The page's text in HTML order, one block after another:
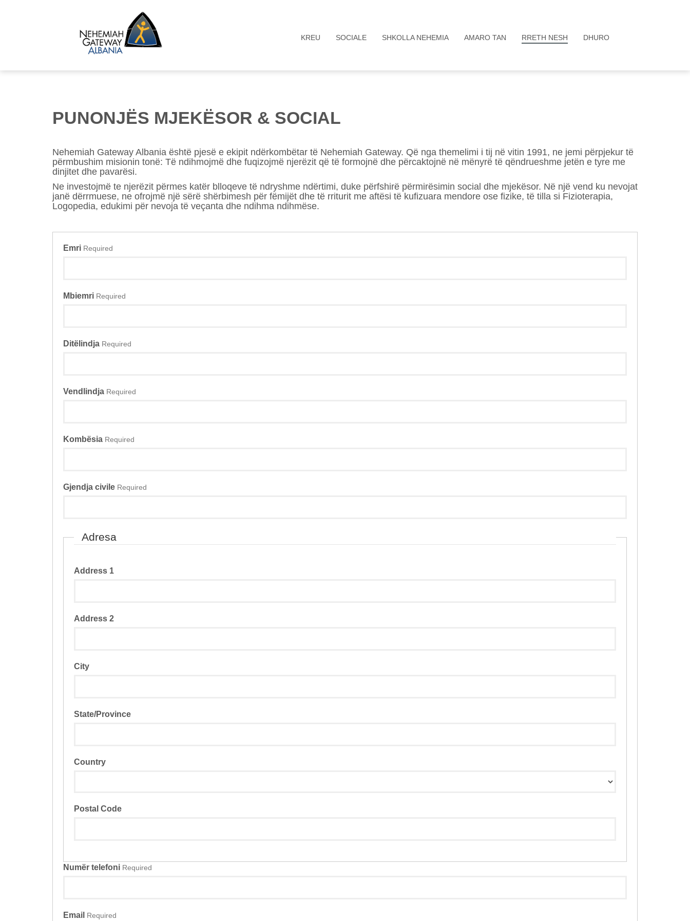
KREU SOCIALE SHKOLLA NEHEMIA AMARO TAN RRETH NESH DHURO
PUNONJËS MJEKËSOR & SOCIAL
Nehemiah Gateway Albania është pjesë e ekipit ndërkombëtar të Nehemiah Gateway. Që nga themelimi i tij në vitin 1991, ne jemi përpjekur të
përmbushim misionin tonë: Të ndihmojmë dhe fuqizojmë njerëzit që të formojnë dhe përcaktojnë në mënyrë të qëndrueshme jetën e tyre me
dinjitet dhe pavarësi.
Ne investojmë te njerëzit përmes katër blloqeve të ndryshme ndërtimi, duke përfshirë përmirësimin social dhe mjekësor. Në një vend ku nevojat
janë dërrmuese, ne ofrojmë një sërë shërbimesh për fëmijët dhe të rriturit me aftësi të kufizuara mendore ose fizike, të tilla si Fizioterapia,
Logopedia, edukimi për nevoja të veçanta dhe ndihma ndihmëse.
Emri Required
Mbiemri Required
Ditëlindja Required
Vendlindja Required
Kombësia Required
Gjendja civile Required
Adresa
Address 1
Address 2
City
State/Province
Country
Postal Code
Numër telefoni Required
Email Required